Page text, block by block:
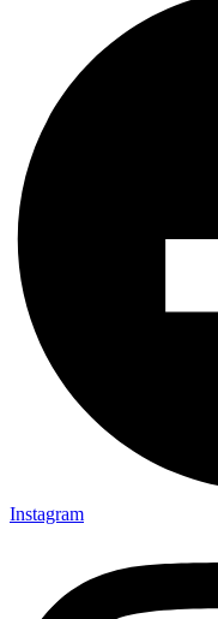
Instagram